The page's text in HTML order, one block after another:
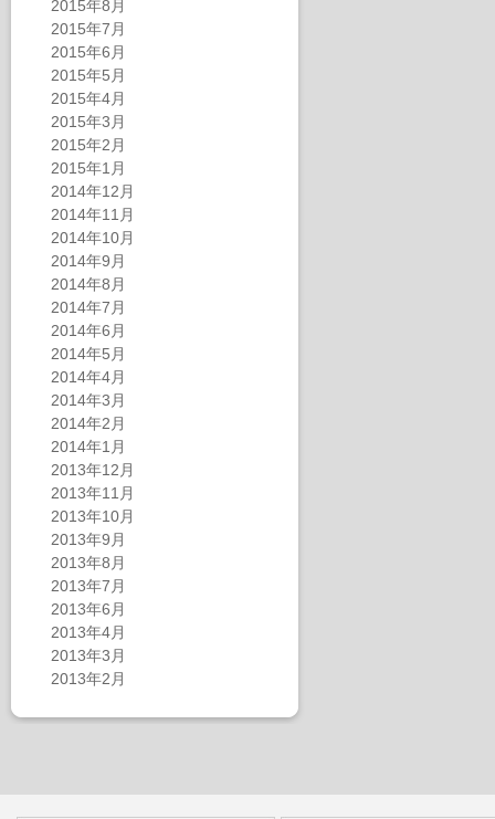
2015年8月
2015年7月
2015年6月
2015年5月
2015年4月
2015年3月
2015年2月
2015年1月
2014年12月
2014年11月
2014年10月
2014年9月
2014年8月
2014年7月
2014年6月
2014年5月
2014年4月
2014年3月
2014年2月
2014年1月
2013年12月
2013年11月
2013年10月
2013年9月
2013年8月
2013年7月
2013年6月
2013年4月
2013年3月
2013年2月